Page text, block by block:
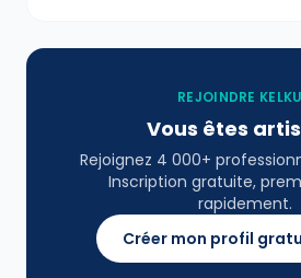
REJOINDRE
Vous êtes
Rejoignez 4 000+
Inscription gratuite,
rapidement.
Créer mon profil